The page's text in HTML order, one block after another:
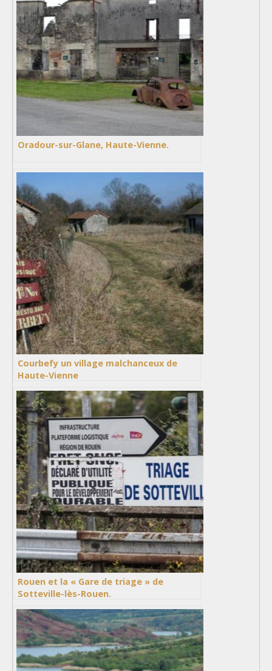
Oradour-sur-Glane, Haute-Vienne.
Courbefy un village malchanceux de
Haute-Vienne
Rouen et la « Gare de triage » de
Sotteville-lès-Rouen.